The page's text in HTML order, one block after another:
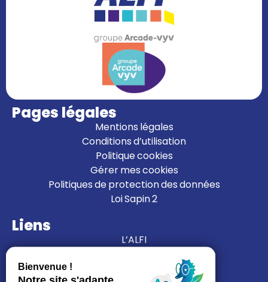
Pages légales
Mentions légales
Conditions d’utilisation
Politique cookies
Gérer mes cookies
Politiques de protection des données
Loi Sapin 2
Liens
L’ALFI